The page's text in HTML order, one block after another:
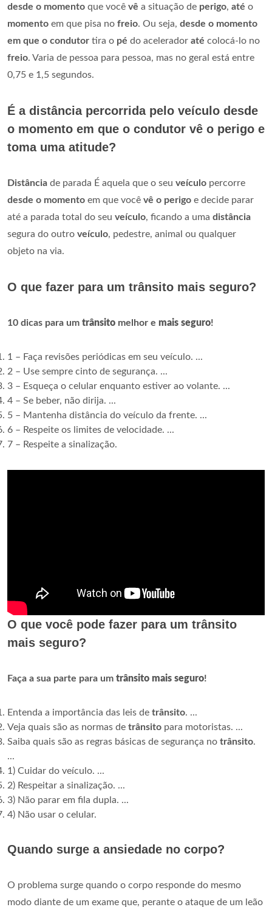
desde o momento que você vê a situação de perigo, até o
momento em que pisa no freio. Ou seja, desde o momento
em que o condutor tira o pé do acelerador até colocá-lo no
freio. Varia de pessoa para pessoa, mas no geral está entre
0,75 e 1,5 segundos.
É a distância percorrida pelo veículo desde
o momento em que o condutor vê o perigo e
toma uma atitude?
Distância de parada É aquela que o seu veículo percorre
desde o momento em que você vê o perigo e decide parar
até a parada total do seu veículo, ficando a uma distância
segura do outro veículo, pedestre, animal ou qualquer
objeto na via.
O que fazer para um trânsito mais seguro?
10 dicas para um trânsito melhor e mais seguro!
1 – Faça revisões periódicas em seu veículo. ...
2 – Use sempre cinto de segurança. ...
3 – Esqueça o celular enquanto estiver ao volante. ...
4 – Se beber, não dirija. ...
5 – Mantenha distância do veículo da frente. ...
6 – Respeite os limites de velocidade. ...
7 – Respeite a sinalização.
O que você pode fazer para um trânsito
mais seguro?
Faça a sua parte para um trânsito mais seguro!
Entenda a importância das leis de trânsito. ...
Veja quais são as normas de trânsito para motoristas. ...
Saiba quais são as regras básicas de segurança no trânsito.
...
1) Cuidar do veículo. ...
2) Respeitar a sinalização. ...
3) Não parar em fila dupla. ...
4) Não usar o celular.
Quando surge a ansiedade no corpo?
O problema surge quando o corpo responde do mesmo
modo diante de um exame que, perante o ataque de um leão